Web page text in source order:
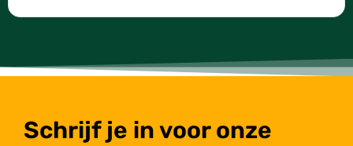
Schrijf je in voor onze